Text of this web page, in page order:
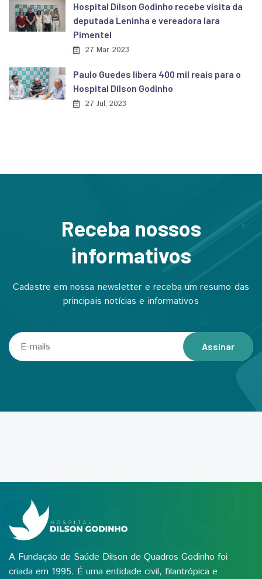
Hospital Dílson Godinho recebe visita da
deputada Leninha e vereadora Iara
Pimentel
27 Mar, 2023
Paulo Guedes libera 400 mil reais para o
Hospital Dilson Godinho
27 Jul, 2023
Receba nossos
informativos
Cadastre em nossa newsletter e receba um resumo das
principais notícias e informativos
Assinar
A Fundação de Saúde Dilson de Quadros Godinho foi
criada em 1995. É uma entidade civil, filantrópica e